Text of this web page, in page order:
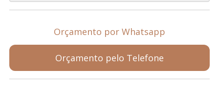
Orçamento por Whatsapp
Orçamento pelo Telefone